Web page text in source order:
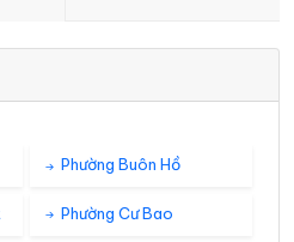
Phường Buôn Hồ
Phường Cư Bao